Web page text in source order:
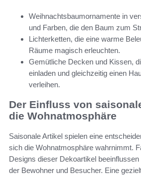
Weihnachtsbaumornamente in
und Farben, die den Baum zum
Lichterketten, die eine warme
Räume magisch erleuchten.
Gemütliche Decken und Kissen,
einladen und gleichzeitig einen
verleihen.
Der Einfluss von
die Wohnatmosphäre
Saisonale Artikel spielen eine
sich die Wohnatmosphäre wahrnimmt.
Designs dieser Dekoartikel
der Bewohner und Besucher. Eine